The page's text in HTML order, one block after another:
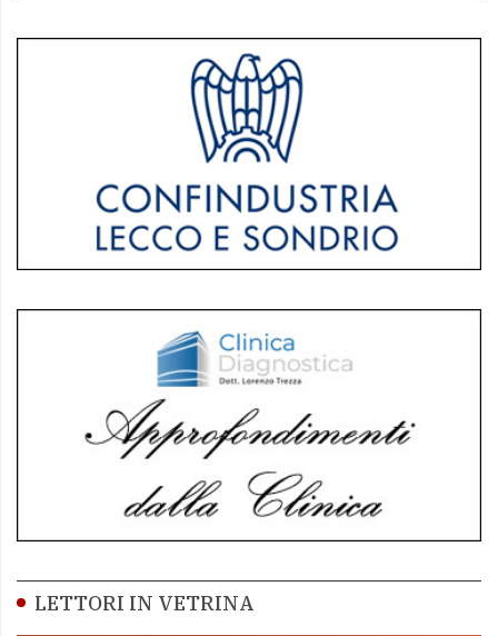
LETTORI IN VETRINA